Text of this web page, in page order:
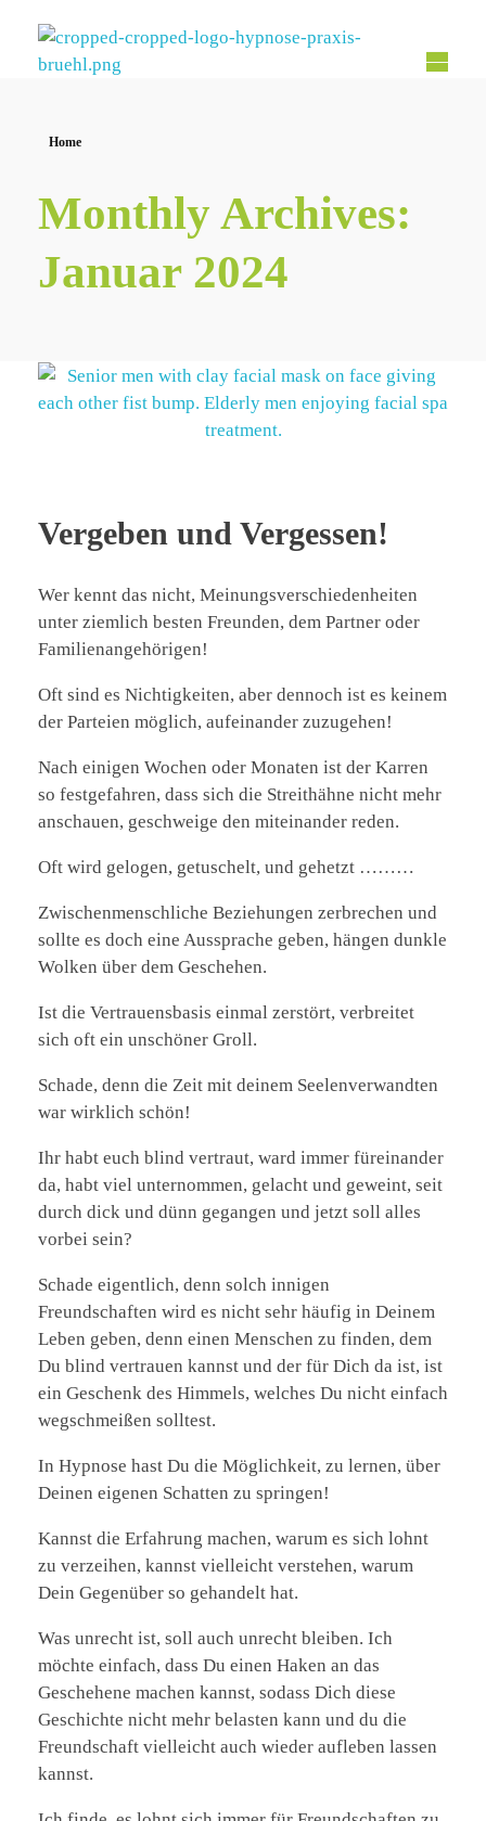
Home
Monthly Archives:
Januar 2024
Vergeben und Vergessen!
Wer kennt das nicht, Meinungsverschiedenheiten
unter ziemlich besten Freunden, dem Partner oder
Familienangehörigen!
Oft sind es Nichtigkeiten, aber dennoch ist es keinem
der Parteien möglich, aufeinander zuzugehen!
Nach einigen Wochen oder Monaten ist der Karren
so festgefahren, dass sich die Streithähne nicht mehr
anschauen, geschweige den miteinander reden.
Oft wird gelogen, getuschelt, und gehetzt ………
Zwischenmenschliche Beziehungen zerbrechen und
sollte es doch eine Aussprache geben, hängen dunkle
Wolken über dem Geschehen.
Ist die Vertrauensbasis einmal zerstört, verbreitet
sich oft ein unschöner Groll.
Schade, denn die Zeit mit deinem Seelenverwandten
war wirklich schön!
Ihr habt euch blind vertraut, ward immer füreinander
da, habt viel unternommen, gelacht und geweint, seit
durch dick und dünn gegangen und jetzt soll alles
vorbei sein?
Schade eigentlich, denn solch innigen
Freundschaften wird es nicht sehr häufig in Deinem
Leben geben, denn einen Menschen zu finden, dem
Du blind vertrauen kannst und der für Dich da ist, ist
ein Geschenk des Himmels, welches Du nicht einfach
wegschmeißen solltest.
In Hypnose hast Du die Möglichkeit, zu lernen, über
Deinen eigenen Schatten zu springen!
Kannst die Erfahrung machen, warum es sich lohnt
zu verzeihen, kannst vielleicht verstehen, warum
Dein Gegenüber so gehandelt hat.
Was unrecht ist, soll auch unrecht bleiben. Ich
möchte einfach, dass Du einen Haken an das
Geschehene machen kannst, sodass Dich diese
Geschichte nicht mehr belasten kann und du die
Freundschaft vielleicht auch wieder aufleben lassen
kannst.